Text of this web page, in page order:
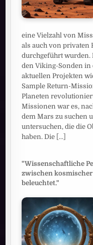
eine Vielzahl von
als auch von privaten
durchgeführt wurden.
den Viking-Sonden in
aktuellen Projekten
Sample Return-
Planeten
Missionen war es,
dem Mars zu suchen
untersuchen, die die
haben. Die [...]
"Wissenschaftliche
zwischen
beleuchtet."